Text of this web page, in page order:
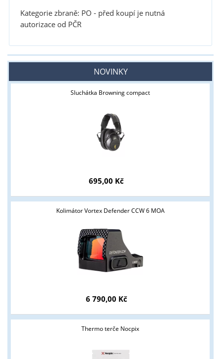
Kategorie zbraně: PO - před koupí je nutná
autorizace od PČR
NOVINKY
Sluchátka Browning compact
695,00 Kč
Kolimátor Vortex Defender CCW 6 MOA
6 790,00 Kč
Thermo terče Nocpix